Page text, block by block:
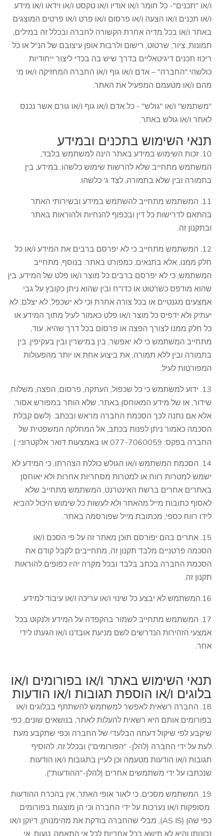
ו/או "תכנים"- כל חומר ו/או אודיו ו/או טקסט ו/או וידאו ו/או מידע
ו/או תכנים ו/או הצעה ו/או פרסום ו/או פרט ו/או פרטים המוצגים
באתר ו/או בכל מדיה אחרת הקשורה לחברה ובכלל זה במילים,
תמונות, ציור, שרטוט, רישום ולרבות אופן עיצובם של הנ"ל או כל
ריכוז תכנים דיגיטאליים בדרך שיש בה בכדי ליצור ייחודיות
כולשהי."החברה" – אדם ו/או גוף ו/או החברה המחזיקה ו/או מי
מהם ו/או מטעמם המפעיל את האתר.
"משתמש" ו/או "גולש" - כל אדם ו/או גוף ו/או גורם אשר נכנס
לאתר ו/או גולש באתר.
תנאי השימוש בתכנים ובמידע
10. זכות השימוש במידע באתר הינה למשתמש בלבד,
המשתמש מתחייב שלא להרשות שימוש כלשהו, במידע, בין
בתמורה ובין שלא בתמורה, לצד ג' כלשהו.
11. המשתמש מתחייב להשתמש במידע ובשירותי האתר
בהתאם לדרישות כל דין ובכפוף להנחיות ולהוראות באתר
ובתקנון זה.
12. המשתמש מתחייב כי לא יפרסם ברבים את המידע ו/או כל
חלק ממנו, אלא בתנאים, כמפורט באתר. בנוסף, מתחייב
המשתמש, כי לא יפרסם ברבים כל מוצר ו/או פלט של המידע, בין
שהוא מודפס כשרטוט או כדו"ח ובין שהוא ניתן כקובץ על גבי
אמצעים מגנטיים או בכל צורה אחרת וכי לא ישכפל, לא יצלם, לא
יעתיק ולא ידפיס כל מוצר ו/או פלט כאמור לעיל מתוך המידע או
כל חלק ממנו לצורך הפצה או פרסום בכל דרך שהיא. עוד,
מתחייב המשתמש כי לא יאפשר, בין במישרין ובין בעקיפין, בין
בתמורה ובין ללא תמורה, את ביצוע אחת או יותר מהפעולות
המפורטות לעיל.
13. ידוע למשתמש כי כל שכפול, העתקה, פרסום, הפצה, משלוח,
שידור, או של מידע המאוחסן באתר, שלא הותר במפורש אסור,
אלא אם נתנה לכך הסכמת החברה מראש ובכתב. (לשם קבלת
הסכמה כאמור ניתן לפנות בכתב, אל המחלקה המשפטית של
החברה בפקס: 077-7060059 או באמצעות דואר אלקטרוני: )
14. הסכמת המשתמש ו/או הגולש כוללת הצהרתו, כי המידע לא
ישמש למטרות רווח או למטרות מסחריות אחרות ולא יאוחסן
באתרים אחרים ברשת האינטרנט, המשתמש מתחייב שלא
לאסוף כתובות מייל מהאתר ולא לעשות כל שימוש היכול להביא
לידו רווח כספי, מכתובת מייל שפורסמה באתר.
15. אתרים בהם יפורסם תוכן מאתר זה על פי הסכם ו/או
הסכמה פרטניים מלבד תקנון זה, מתחייבים לקבל קודם את
הסכמת החברה בכתב בלבד ובכל מקרה יהיו כפופים להוראות
תקנון זה.
16.המשתמש לא יבצע כל שינוי ו/או עריכה ו/או עיבוד למידע.
17. המשתמש מתחייב לשמור בהקפדה על המידע ולנקוט בכל
אמצעי הזהירות הנדרשים לשם מניעת אובדנו ו/או הגעתו לידי
אחר.
תנאי השימוש באתר ו/או בפורומים ו/או
בלוגים ו/או הוספת תגובות ו/או הודעות
18. החברה רשאית לאפשר למשתמש להשתתף בבלוגים ו/או
בפורומים אותם היא רשאית להעלות לאתר, בנושאים שונים, כפי
שיקבע לפי שיקול דעתה הבלעדי של החברה וכפי שתקבע מעת
לעת על ידי החברה (להלן- "הפורומים") ובכלל זה, להוסיף
תגובות ו/או הודעות מטעמה וכן לעיין בתגובות ו/או הודעות
שנכתבו על ידי משתמשים אחרים (להלן-"ההודעות").
19. המשתמש מסכים, כי לאור אופי האתר, אין בהכרח ההודעות
מסופקות ו/או נערכות על ידי החברה וכי הן מוצגות בפורומים
כפי שהן (AS IS), מבלי שהחברה בודקת את מהימנותן, דיוקן ו/או